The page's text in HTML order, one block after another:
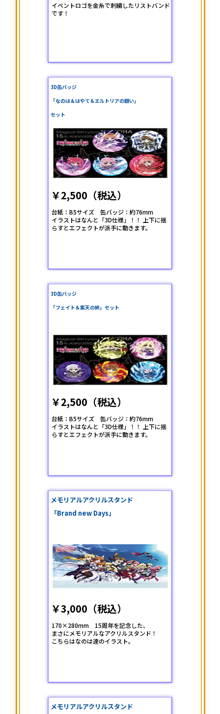
イベントロゴを金糸で刺繍したリストバンド
です！
3D缶バッジ
「なのは＆はやて＆エルトリアの願い」
セット
￥2,500（税込）
台紙：B5サイズ 缶バッジ：約76mm
イラストはなんと「3D仕様」！！ 上下に揺
らすとエフェクトが派手に動きます。
3D缶バッジ
「フェイト＆紫天の絆」セット
￥2,500（税込）
台紙：B5サイズ 缶バッジ：約76mm
イラストはなんと「3D仕様」！！ 上下に揺
らすとエフェクトが派手に動きます。
メモリアルアクリルスタンド
「Brand new Days」
￥3,000（税込）
170×280mm 15周年を記念した、
まさにメモリアルなアクリルスタンド！
こちらはなのは達のイラスト。
メモリアルアクリルスタンド